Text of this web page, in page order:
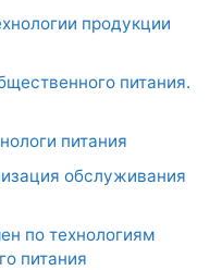
продукции
питания.
питания
обслуживания
по технологиям
питания